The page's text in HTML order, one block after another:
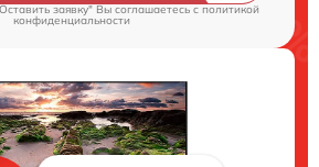
заявку" Вы соглашаетесь cполитикой
конфиденциальности